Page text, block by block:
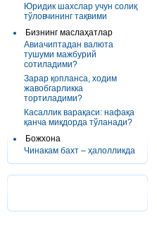
Юридик шахслар учун солиқ
тўловчининг тақвими
Бизнинг маслаҳатлар
Авиачиптадан валюта
тушуми мажбурий
сотиладими?
Зарар қопланса, ходим
жавобгарликка
тортиладими?
Касаллик варақаси: нафақа
қанча миқдорда тўланади?
Божхона
Чинакам бахт – ҳалолликда